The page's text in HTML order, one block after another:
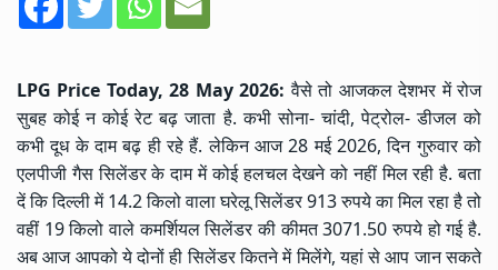
LPG Price Today, 28 May 2026: वैसे तो आजकल देशभर में रोज
सुबह कोई न कोई रेट बढ़ जाता है. कभी सोना-चांदी, पेट्रोल- डीजल को
कभी दूध के दाम बढ़ ही रहे हैं. लेकिन आज 28 मई 2026, दिन गुरुवार को
एलपीजी गैस सिलेंडर के दाम में कोई हलचल देखने को नहीं मिल रही है. बता
दें कि दिल्ली में 14.2 किलो वाला घरेलू सिलेंडर 913 रुपये का मिल रहा है तो
वहीं 19 किलो वाले कमर्शियल सिलेंडर की कीमत 3071.50 रुपये हो गई है.
अब आज आपको ये दोनों ही सिलेंडर कितने में मिलेंगे, यहां से आप जान सकते